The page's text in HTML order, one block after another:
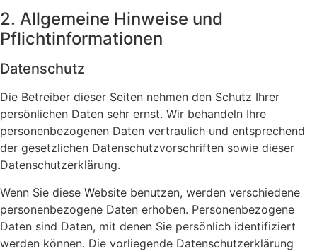
2. Allgemeine Hinweise und
Pflichtinformationen
Datenschutz
Die Betreiber dieser Seiten nehmen den Schutz Ihrer
persönlichen Daten sehr ernst. Wir behandeln Ihre
personenbezogenen Daten vertraulich und entsprechend
der gesetzlichen Datenschutzvorschriften sowie dieser
Datenschutzerklärung.
Wenn Sie diese Website benutzen, werden verschiedene
personenbezogene Daten erhoben. Personenbezogene
Daten sind Daten, mit denen Sie persönlich identifiziert
werden können. Die vorliegende Datenschutzerklärung